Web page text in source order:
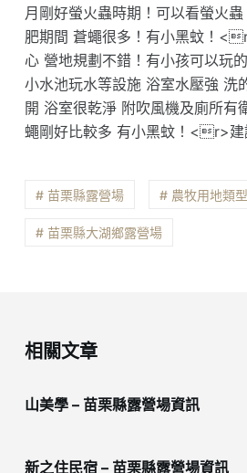
月剛好螢火蟲時期！可以看螢火
肥期間 蒼蠅很多！有小黑蚊！
心 營地規劃不錯！有小孩可以玩
小水池玩水等設施 浴室水壓強 洗
開 浴室很乾淨 附吹風機及廁所
蠅剛好比較多 有小黑蚊！<r>建
# 苗栗縣露營場 # 農牧用地類
# 苗栗縣大湖鄉露營場
相關文章
山美學 – 苗栗縣露營場資訊
新之住民宿 – 苗栗縣露營場資訊